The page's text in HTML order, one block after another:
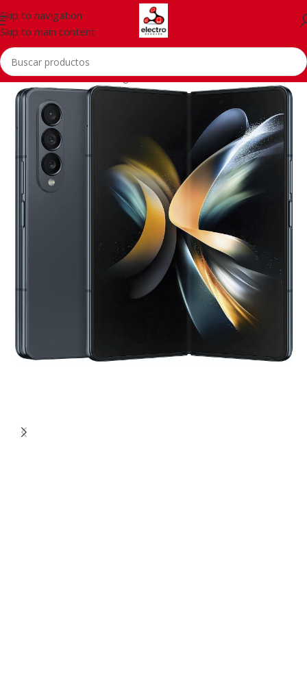
Skip to navigation
Skip to main content
Inicio/Telefonía/Samsung